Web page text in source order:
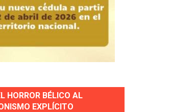
apagones en Cayenas y Residencial Amalia
HORROR BÉLICO AL
EXPLÍCITO